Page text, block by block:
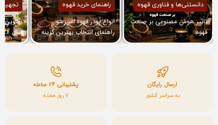
دانستنی‌ها و فناوری قهوه
تاثیر هوش مصنوعی بر صنعت
قهوه
راهنمای خرید قهوه
انواع پودر قهوه اسپرسو:
راهنمای انتخاب بهترین گزینه
برای دستگاه شما
بهترین
معرفی
ارسال رایگان
به سراسر کشور
پشتیبانی ۲۴ ساعته
7 روز هفته